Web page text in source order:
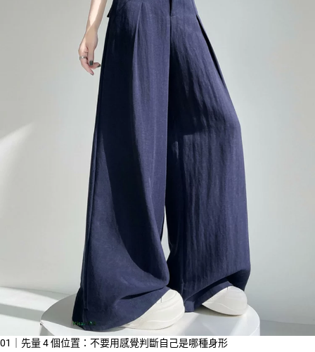
01｜先量 4 個位置：不要用感覺判斷自己是哪種身形